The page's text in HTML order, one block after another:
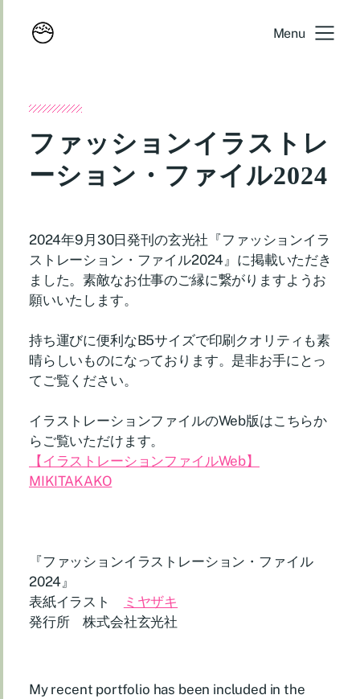
Menu
ファッションイラストレ
ーション・ファイル2024
2024年9月30日発刊の玄光社『ファッションイラ
ストレーション・ファイル2024』に掲載いただき
ました。素敵なお仕事のご縁に繋がりますようお
願いいたします。
持ち運びに便利なB5サイズで印刷クオリティも素
晴らしいものになっております。是非お手にとっ
てご覧ください。
イラストレーションファイルのWeb版はこちらか
らご覧いただけます。
【イラストレーションファイルWeb】
MIKITAKAKO
『ファッションイラストレーション・ファイル
2024』
表紙イラスト
ミヤザキ
発行所 株式会社玄光社
My recent portfolio has been included in the